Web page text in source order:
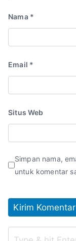
Nama *
Email *
Situs Web
Simpan nama,
untuk komentar